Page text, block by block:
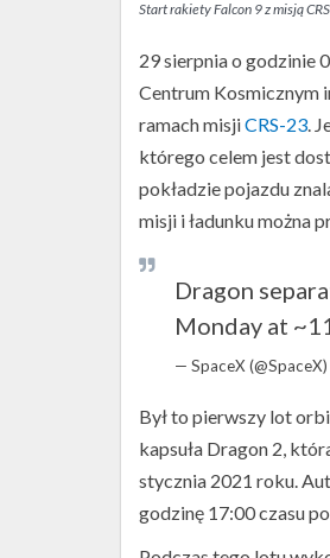
Start rakiety Falcon 9 z misją
29 sierpnia o godzinie
Centrum Kosmicznym
ramach misjiCRS-23 .
którego celem jest
pokładzie pojazdu
misji i ładunku można
Dragon
Monday at
— SpaceX (@SpaceX)
Był to pierwszy lot
kapsuła Dragon 2,
stycznia 2021 roku.
godzinę 17:00 czasu